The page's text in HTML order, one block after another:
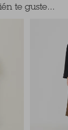
te guste...